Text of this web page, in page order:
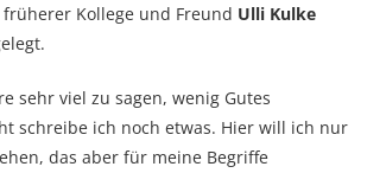
Kollege und Freund Ulli Kulke
sehr viel zu sagen, wenig Gutes
schreibe ich noch etwas. Hier will ich nur
das aber für meine Begriffe